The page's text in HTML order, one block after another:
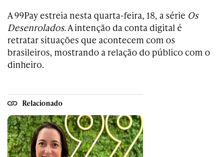
A 99Pay estreia nesta quarta-feira, 18, a série Os
Desenrolados. A intenção da conta digital é
retratar situações que acontecem com os
brasileiros, mostrando a relação do público com o
dinheiro.
Relacionado